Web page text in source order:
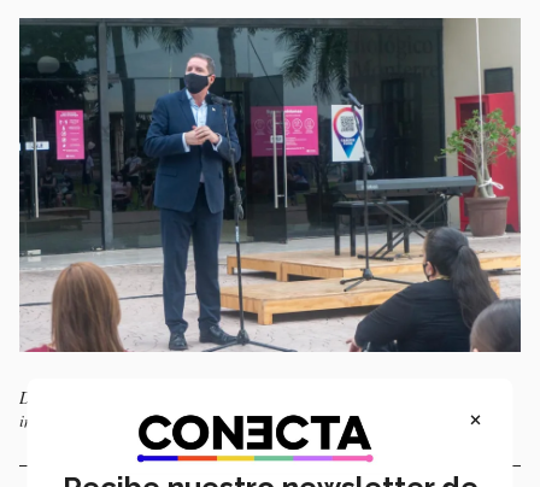
Dr. Richard Huett, director general de campus Sinaloa durante la
inauguración.
×